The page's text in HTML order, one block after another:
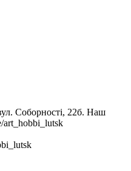
Соборності, 22б. Наш
art_hobbi_lutsk